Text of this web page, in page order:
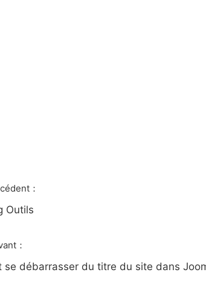
：
Outils
：
se débarrasser du titre du site dans